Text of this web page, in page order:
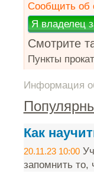
Сообщить об
Смотрите
Пункты
Информация
Как
20.11.23 10:00
запомнить то,